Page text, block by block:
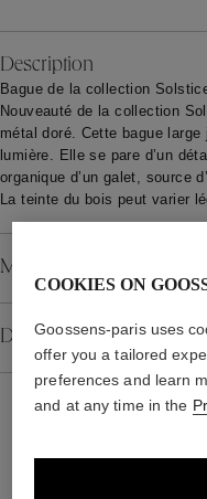
Description
Bague de la collection
Nouveauté de la collection
métal doré. Cette bague large
lumière. Elle se pare d’un
organique d’un galet, source
La teinte du bois peut varier
Matériau
Détails
COOKIES ON
Goossens-paris uses
offer you a tailored
preferences and learn
and at any time in the